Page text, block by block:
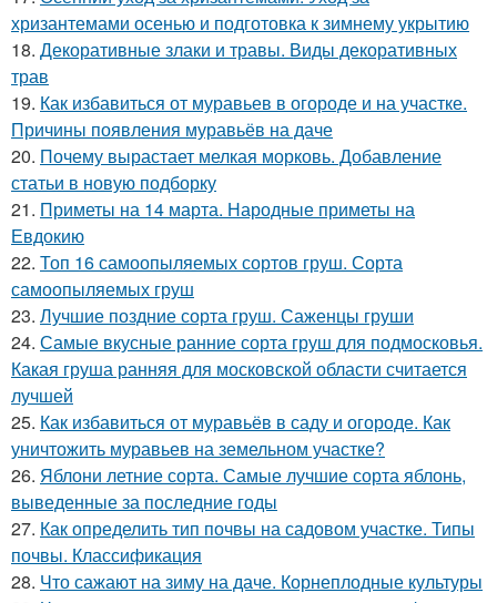
хризантемами осенью и подготовка к зимнему укрытию
18. Декоративные злаки и травы. Виды декоративных
трав
19. Как избавиться от муравьев в огороде и на участке.
Причины появления муравьёв на даче
20. Почему вырастает мелкая морковь. Добавление
статьи в новую подборку
21. Приметы на 14 марта. Народные приметы на
Евдокию
22. Топ 16 самоопыляемых сортов груш. Сорта
самоопыляемых груш
23. Лучшие поздние сорта груш. Саженцы груши
24. Самые вкусные ранние сорта груш для подмосковья.
Какая груша ранняя для московской области считается
лучшей
25. Как избавиться от муравьёв в саду и огороде. Как
уничтожить муравьев на земельном участке?
26. Яблони летние сорта. Самые лучшие сорта яблонь,
выведенные за последние годы
27. Как определить тип почвы на садовом участке. Типы
почвы. Классификация
28. Что сажают на зиму на даче. Корнеплодные культуры